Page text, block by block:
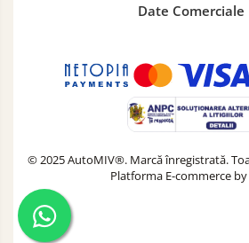
Date Comerciale
© 2025 AutoMIV®. Marcă înregistrată.
Platforma E-commerce